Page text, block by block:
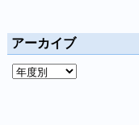
アーカイブ